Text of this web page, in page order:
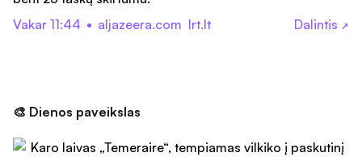
Vakar 11:44 • aljazeera.com lrt.lt Dalintis ↗
🎨 Dienos paveikslas